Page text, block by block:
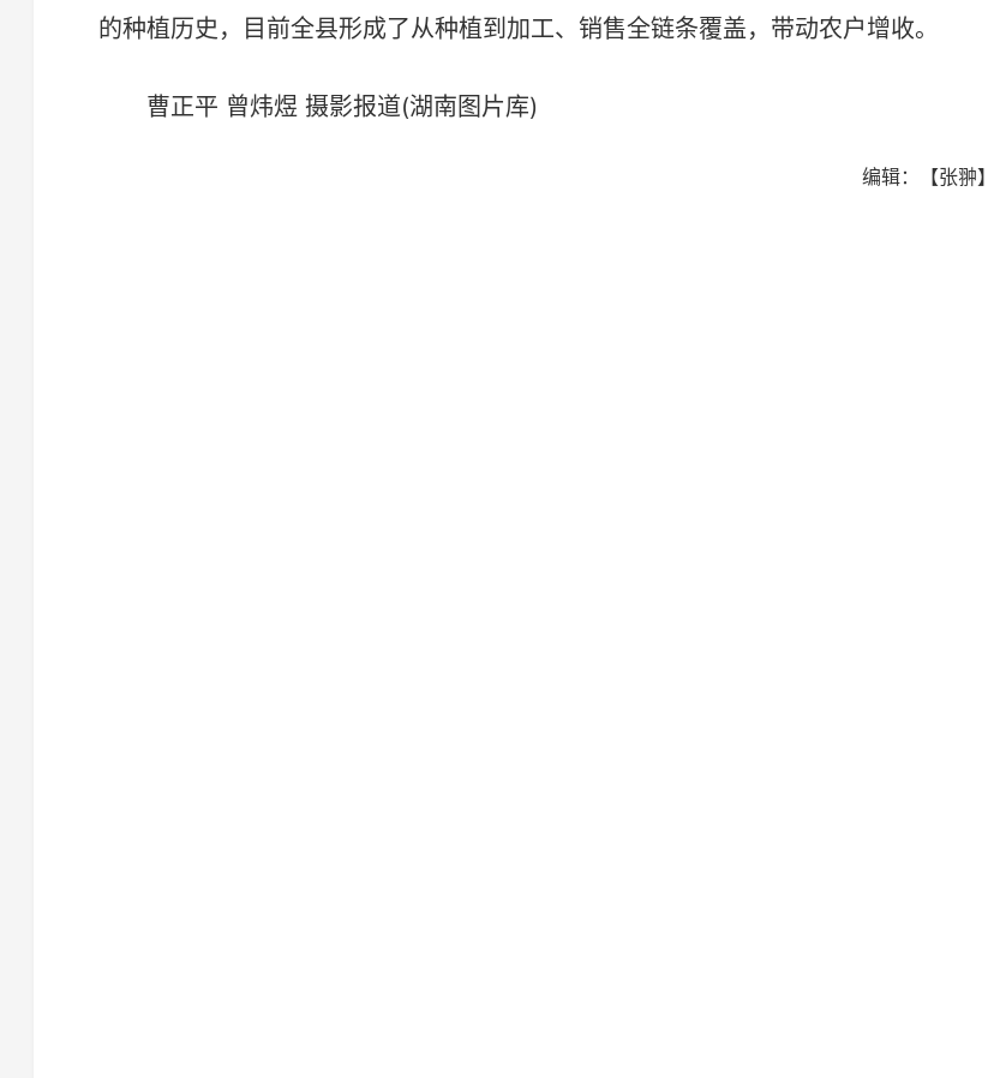
的种植历史，目前全县形成了从种植到加工、销售全链条覆盖，带动农户增收。
曹正平 曾炜煜 摄影报道(湖南图片库)
编辑：【张翀】